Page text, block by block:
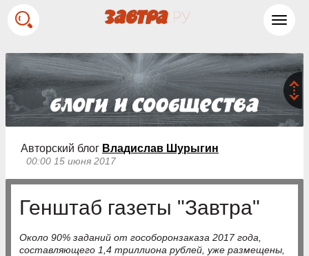
Авторский блог Владислав Шурыгин
00:00 15 июня 2017
Генштаб газеты "Завтра"
Около 90% заданий от гособоронзаказа 2017 года,
составляющего 1,4 триллиона рублей, уже размещены,